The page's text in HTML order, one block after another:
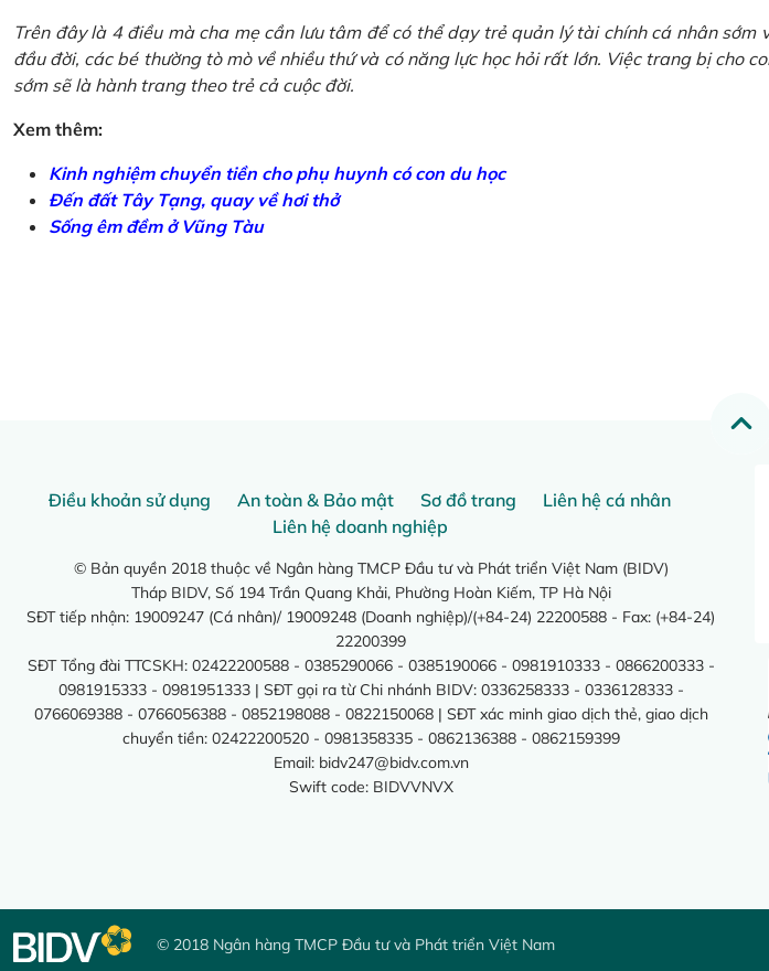
Trên đây là 4 điều mà cha mẹ cần lưu tâm để có thể dạy trẻ quản lý tài chính cá nhân sớm
đầu đời, các bé thường tò mò về nhiều thứ và có năng lực học hỏi rất lớn. Việc trang bị cho
sớm sẽ là hành trang theo trẻ cả cuộc đời.
Xem thêm:
Kinh nghiệm chuyển tiền cho phụ huynh có con du học
Đến đất Tây Tạng, quay về hơi thở
Sống êm đềm ở Vũng Tàu
Điều khoản sử dụng An toàn & Bảo mật Sơ đồ trang
Liên hệ cá nhân
Liên hệ doanh nghiệp
© Bản quyền 2018 thuộc về Ngân hàng TMCP Đầu tư và Phát triển Việt Nam (BIDV)
Tháp BIDV, Số 194 Trần Quang Khải, Phường Hoàn Kiếm, TP Hà Nội
SĐT tiếp nhận: 19009247 (Cá nhân)/ 19009248 (Doanh nghiệp)/(+84-24) 22200588 - Fax: (+84-24)
22200399
SĐT Tổng đài TTCSKH: 02422200588 - 0385290066 - 0385190066 - 0981910333 - 0866200333 -
0981915333 - 0981951333 | SĐT gọi ra từ Chi nhánh BIDV: 0336258333 - 0336128333 -
0766069388 - 0766056388 - 0852198088 - 0822150068 | SĐT xác minh giao dịch thẻ, giao dịch
chuyển tiền: 02422200520 - 0981358335 - 0862136388 - 0862159399
Email: bidv247@bidv.com.vn
Swift code: BIDVVNVX
© 2018 Ngân hàng TMCP Đầu tư và Phát triển Việt Nam